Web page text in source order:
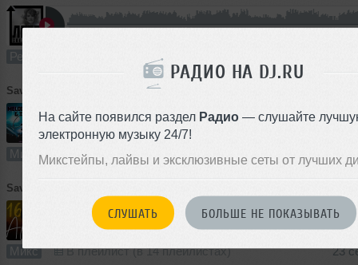
РАДИО НА DJ.RU
На сайте появился раздел Радио — слушайте
электронную музыку 24/7!
Микстейпы, лайвы и эксклюзивные сеты от лучших
СЛУШАТЬ БОЛЬШЕ НЕ ПОКАЗЫВАТЬ
Ремикс В плейлист (в 4 плейлистах)
Savelyev
59:54 855 раз 73
Микс В плейлист (в 3 плейлистах)
Savelyev
1275 раз 135 MB, 320
Микс В плейлист (в 14 плейлистах) 23